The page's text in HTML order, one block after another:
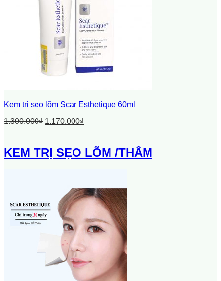
Kem trị sẹo lõm Scar Esthetique 60ml
1.300.000₫ 1.170.000₫
KEM TRỊ SẸO LÕM /THÂM